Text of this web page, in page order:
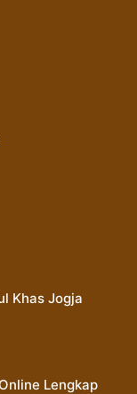
Khas Jogja
Lengkap